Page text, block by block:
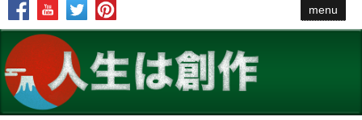
menu